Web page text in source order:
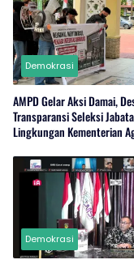
Demokrasi
AMPD Gelar Aksi Damai,
Transparansi Seleksi
Lingkungan Kementerian
Demokrasi